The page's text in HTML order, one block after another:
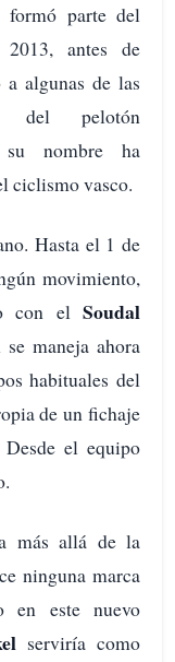
formó parte del
antes de
algunas de las
del pelotón
su nombre ha
ciclismo vasco.
Hasta el 1 de
movimiento,
con el Soudal
maneja ahora
habituales del
de un fichaje
el equipo
más allá de la
ninguna marca
en este nuevo
serviría como